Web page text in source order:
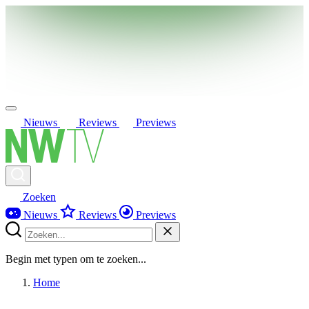
Nieuws Reviews Previews
Zoeken
Nieuws
Reviews Previews
Begin met typen om te zoeken...
Home